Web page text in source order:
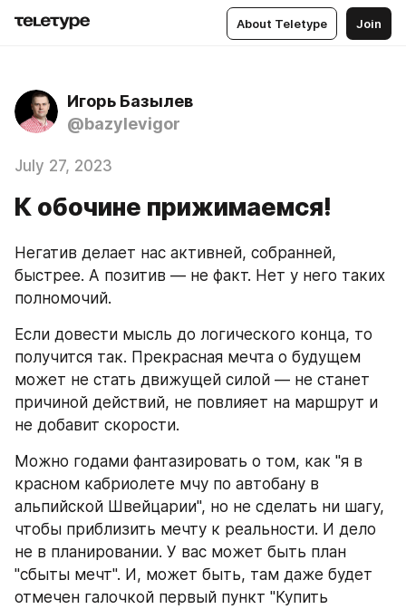
About Teletype Join
Игорь Базылев
@bazylevigor
July 27, 2023
К обочине прижимаемся!
Негатив делает нас активней, собранней,
быстрее. А позитив — не факт. Нет у него таких
полномочий.
Если довести мысль до логического конца, то
получится так. Прекрасная мечта о будущем
может не стать движущей силой — не станет
причиной действий, не повлияет на маршрут и
не добавит скорости.
Можно годами фантазировать о том, как "я в
красном кабриолете мчу по автобану в
альпийской Швейцарии", но не сделать ни шагу,
чтобы приблизить мечту к реальности. И дело
не в планировании. У вас может быть план
"сбыты мечт". И, может быть, там даже будет
отмечен галочкой первый пункт "Купить